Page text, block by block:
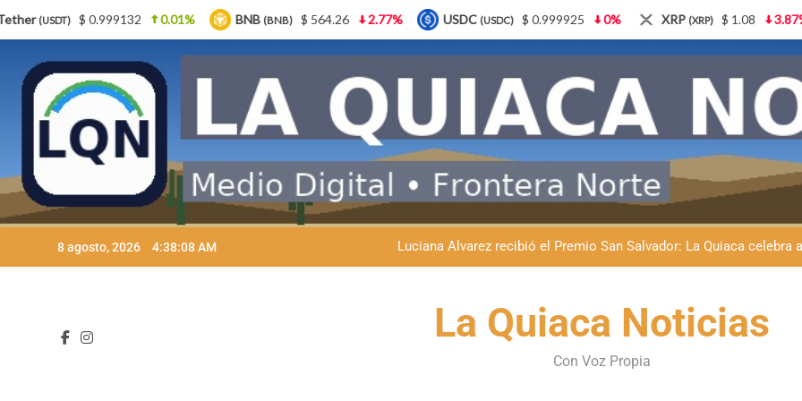
8 agosto, 2026 4:38:10 AM
Natación inclusiva en La Quiaca: Celia Zenteno destacó el
La Quiaca defendió la soberanía nacional: el municipio
Luciana Álvarez recibió el Premio San Salvador: La Quiaca celebra
Día del Niño en La Quiaca: el municipio prepara una gran
La Quiaca defendió la soberanía nacional: el municipio
Luciana Álvarez recibió el Premio San Salvador: La Quiaca celebra
La Quiaca Noticias
Con Voz Propia
0.01% BNB(BNB) $ 564.26 2.77% USDC(USDC) $ 0.999925 0% XRP(XRP) $ 1.08 3.87% Solana(SOL) $